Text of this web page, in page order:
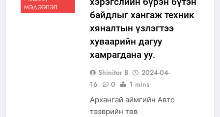
МЭДЭЭЛЭЛ
байдлыг хангаж техник
хяналтын үзлэгтээ
хуваарийн дагуу
хамрагдана уу.
Shinitor B
2024-04-
16
0 1 mins
Архангай аймгийн Авто
тээврийн төв